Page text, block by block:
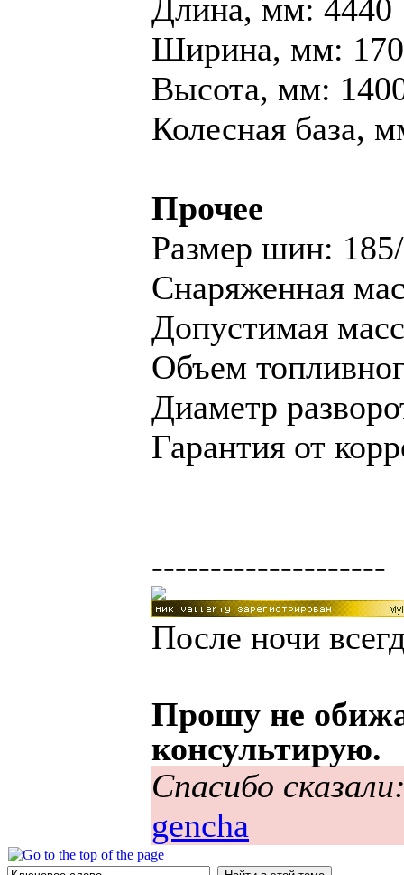
Длина, мм: 4440
Ширина, мм:
Высота, мм:
Колесная база,
Прочее
Размер шин:
Снаряженная
Допустимая
Объем
Диаметр
Гарантия от
--------------------
После ночи
Прошу не
консультирую.
Спасибо
gencha